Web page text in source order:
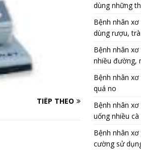
TIẾP THEO
dùng những
Bệnh nhân
dùng rượu,
Bệnh nhân
nhiều đường,
Bệnh nhân
quá no
Bệnh nhân
uống nhiều cà
Bệnh nhân
cường sử